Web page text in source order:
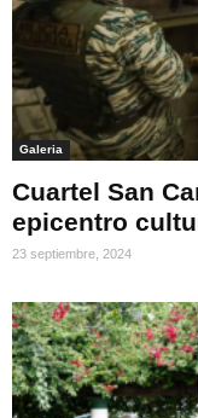
Galeria
Cuartel San
epicentro
23 septiembre, 2024